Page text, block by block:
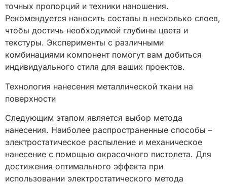
точных пропорций и техники наношения.
Рекомендуется наносить составы в несколько слоев,
чтобы достичь необходимой глубины цвета и
текстуры. Эксперименты с различными
комбинациями компонент помогут вам добиться
индивидуального стиля для ваших проектов.
Технология нанесения металлической ткани на
поверхности
Следующим этапом является выбор метода
нанесения. Наиболее распространенные способы –
электростатическое распыление и механическое
нанесение с помощью окрасочного пистолета. Для
достижения оптимального эффекта при
использовании электростатического метода